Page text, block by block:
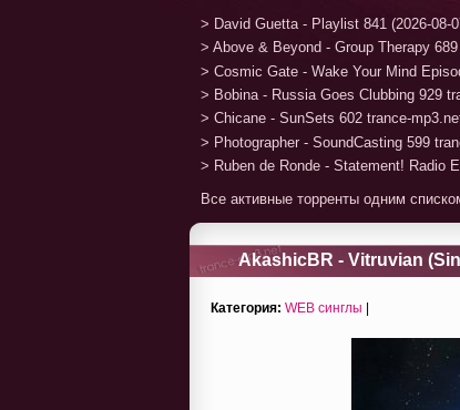
> David Guetta - Playlist 841 (2026-08-
> Above & Beyond - Group Therapy
> Cosmic Gate - Wake Your Mind
> Bobina - Russia Goes Clubbing 929
> Chicane - SunSets 602 trance-
> Photographer - SoundCasting 599
> Ruben de Ronde - Statement! Radio
Все активные торренты одним
AkashicBR - Vitruvian
Категория: WEB синглы |